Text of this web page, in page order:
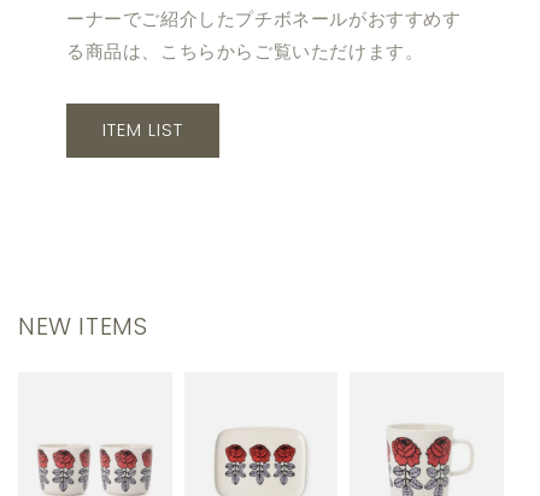
ーナーでご紹介したプチボネールがおすすめす
る商品は、こちらからご覧いただけます。
ITEM LIST
NEW ITEMS